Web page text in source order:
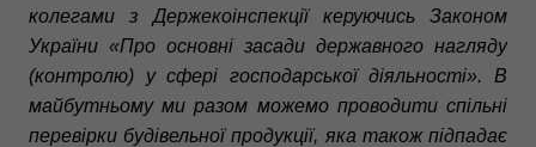
колегами з Держекоінспекції керуючись Законом
України «Про основні засади державного нагляду
(контролю) у сфері господарської діяльності». В
майбутньому ми разом можемо проводити спільні
перевірки будівельної продукції, яка також підпадає